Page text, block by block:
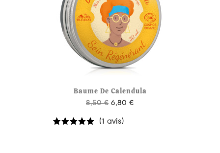
Baume De Calendula
8,50 € 6,80 €
(1 avis)